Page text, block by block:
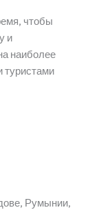
чтобы
и
наиболее
туристами
Румынии,